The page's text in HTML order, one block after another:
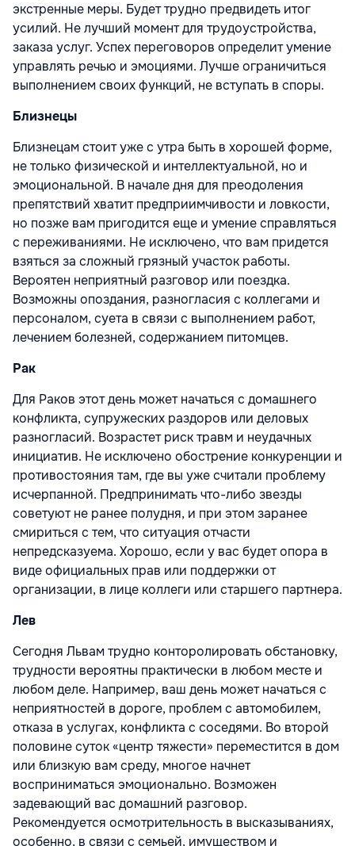
экстренные меры. Будет трудно предвидеть итог
усилий. Не лучший момент для трудоустройства,
заказа услуг. Успех переговоров определит умение
управлять речью и эмоциями. Лучше ограничиться
выполнением своих функций, не вступать в споры.
Близнецы
Близнецам стоит уже с утра быть в хорошей форме,
не только физической и интеллектуальной, но и
эмоциональной. В начале дня для преодоления
препятствий хватит предприимчивости и ловкости,
но позже вам пригодится еще и умение справляться
с переживаниями. Не исключено, что вам придется
взяться за сложный грязный участок работы.
Вероятен неприятный разговор или поездка.
Возможны опоздания, разногласия с коллегами и
персоналом, суета в связи с выполнением работ,
лечением болезней, содержанием питомцев.
Рак
Для Раков этот день может начаться с домашнего
конфликта, супружеских раздоров или деловых
разногласий. Возрастет риск травм и неудачных
инициатив. Не исключено обострение конкуренции и
противостояния там, где вы уже считали проблему
исчерпанной. Предпринимать что-либо звезды
советуют не ранее полудня, и при этом заранее
смириться с тем, что ситуация отчасти
непредсказуема. Хорошо, если у вас будет опора в
виде официальных прав или поддержки от
организации, в лице коллеги или старшего партнера.
Лев
Сегодня Львам трудно конторолировать обстановку,
трудности вероятны практически в любом месте и
любом деле. Например, ваш день может начаться с
неприятностей в дороге, проблем с автомобилем,
отказа в услугах, конфликта с соседями. Во второй
половине суток «центр тяжести» переместится в дом
или близкую вам среду, многое начнет
восприниматься эмоционально. Возможен
задевающий вас домашний разговор.
Рекомендуется осмотрительность в высказываниях,
особенно, в связи с семьей, имуществом и